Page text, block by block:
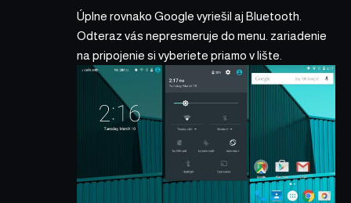
Úplne rovnako Google vyriešil aj Bluetooth.
Odteraz vás nepresmeruje do menu. zariadenie
na pripojenie si vyberiete priamo v lište.